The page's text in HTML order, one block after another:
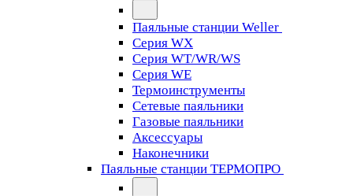
Паяльные станции Weller
Серия WX
Серия WT/WR/WS
Серия WE
Термоинструменты
Сетевые паяльники
Газовые паяльники
Аксессуары
Наконечники
Паяльные станции ТЕРМОПРО